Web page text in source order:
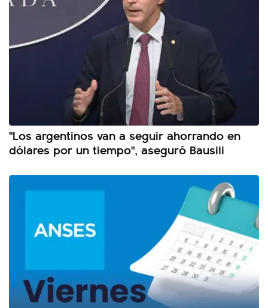
"Los argentinos van a seguir ahorrando en
dólares por un tiempo", aseguró Bausili